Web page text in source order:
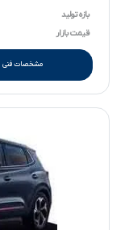
بازه تولید
قیمت بازار
مشخصات فنی